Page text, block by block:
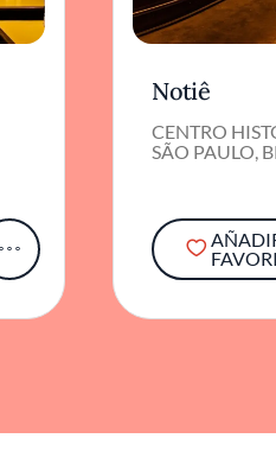
Notiê
CENTRO
SÃO PAULO,